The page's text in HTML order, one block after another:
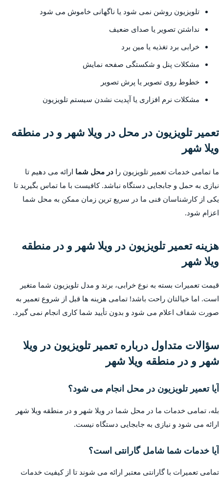
تلویزیون روشن نمی شود یا ناگهانی خاموش می شود
نداشتن تصویر یا صدای ضعیف
خرابی برد تغذیه یا مین برد
مشکلات پنل و شکستگی صفحه نمایش
خطوط روی تصویر یا پرش تصویر
مشکلات نرم افزاری یا آپدیت نشدن سیستم تلویزیون
تعمیر تلویزیون در محل در ویلا شهر و در منطقه
ویلا شهر
ما تمامی خدمات تعمیر تلویزیون را در محل شما ارائه می دهیم تا
نیازی به حمل و جابجایی دستگاه نباشد. کافیست با ما تماس بگیرید تا
یکی از کارشناسان فنی ما در سریع ترین زمان ممکن به محل شما
اعزام شود.
هزینه تعمیر تلویزیون در ویلا شهر و در منطقه
ویلا شهر
قیمت تعمیرات بسته به نوع خرابی، برند و مدل تلویزیون شما متغیر
است. اما خیالتان راحت باشد! تمامی هزینه ها قبل از شروع تعمیر به
صورت شفاف اعلام می شود و بدون تأیید شما کاری انجام نمی گیرد.
سؤالات متداول درباره تعمیر تلویزیون در ویلا
شهر و در منطقه ویلا شهر
آیا تعمیر تلویزیون در محل انجام می شود؟
بله، تمامی خدمات ما در محل شما در ویلا شهر و در منطقه ویلا شهر
ارائه می شود و نیازی به جابجایی دستگاه نیست.
آیا خدمات شما شامل گارانتی است؟
تمامی تعمیرات با گارانتی معتبر ارائه می شوند تا از کیفیت خدمات